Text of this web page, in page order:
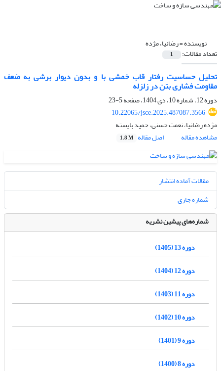
نویسنده =رضانیا، مژده
تعداد مقالات: 1
تحلیل حساسیت رفتار قاب خمشی با و بدون دیوار برشی به ضعف
مقاومت فشاری بتن در زلزله
دوره 12، شماره 10، دی 1404، صفحه
5-23
10.22065/jsce.2025.487087.3566
مژده رضانیا، نعمت حسنی، حمید بایسته
مشاهده مقاله
اصل مقاله 1.8 M
مقالات آماده انتشار
شماره جاری
شماره‌های پیشین نشریه
دوره 13 (1405)
دوره 12 (1404)
دوره 11 (1403)
دوره 10 (1402)
دوره 9 (1401)
دوره 8 (1400)